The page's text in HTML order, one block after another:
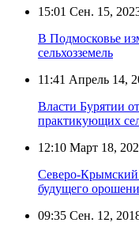
15:01 Сен. 15,
В Подмосковье
сельхозземель
11:41 Апрель 14,
Власти Бурятии
практикующих
12:10 Март 18,
Северо-Крымский
будущего
09:35 Сен. 12,